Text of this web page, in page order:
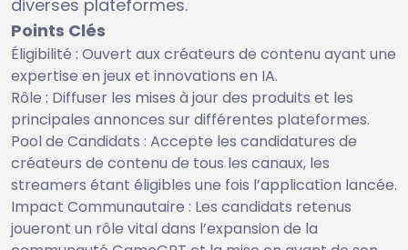
diverses plateformes.
Points Clés
Éligibilité : Ouvert aux créateurs de contenu ayant une
expertise en jeux et innovations en IA.
Rôle : Diffuser les mises à jour des produits et les
principales annonces sur différentes plateformes.
Pool de Candidats : Accepte les candidatures de
créateurs de contenu de tous les canaux, les
streamers étant éligibles une fois l’application lancée.
Impact Communautaire : Les candidats retenus
joueront un rôle vital dans l’expansion de la